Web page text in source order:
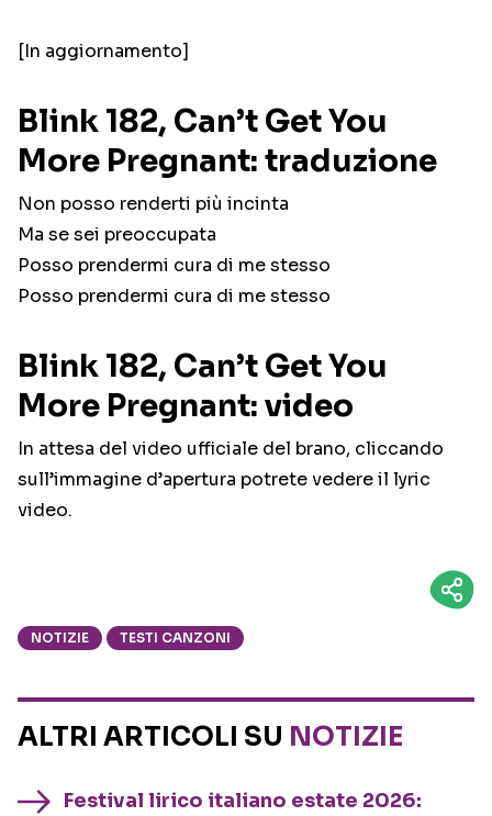
[In aggiornamento]
Blink 182, Can’t Get You
More Pregnant: traduzione
Non posso renderti più incinta
Ma se sei preoccupata
Posso prendermi cura di me stesso
Posso prendermi cura di me stesso
Blink 182, Can’t Get You
More Pregnant: video
In attesa del video ufficiale del brano, cliccando
sull’immagine d’apertura potrete vedere il lyric
video.
NOTIZIE TESTI CANZONI
ALTRI ARTICOLI SU NOTIZIE
Festival lirico italiano estate 2026: